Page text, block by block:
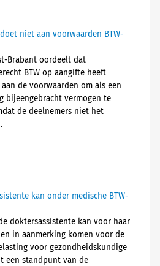
niet aan voorwaarden BTW-
Brabant oordeelt dat
BTW op aangifte heeft
de voorwaarden om als een
bijeengebracht vermogen te
de deelnemers niet het
kan onder medische BTW-
doktersassistente kan voor haar
in aanmerking komen voor de
voor gezondheidskundige
een standpunt van de